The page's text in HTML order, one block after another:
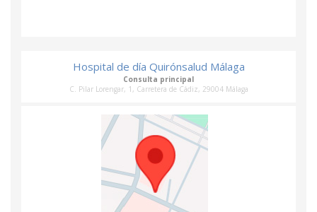
Hospital de día Quirónsalud Málaga
Consulta principal
C. Pilar Lorengar, 1, Carretera de Cádiz, 29004 Málaga